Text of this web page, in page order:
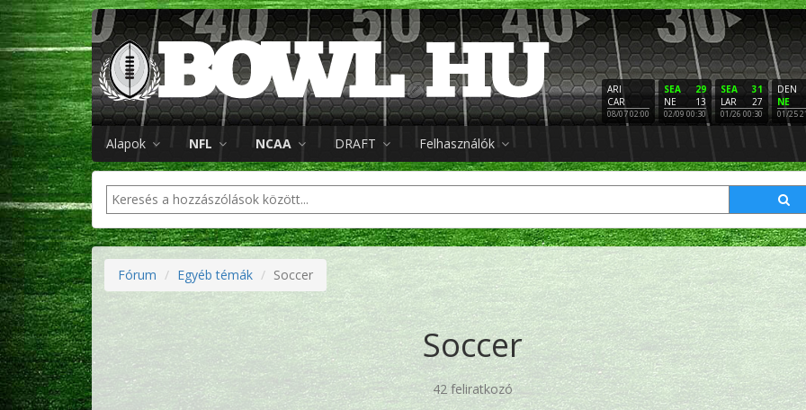
ARI
CAR
08/07 02:00
29
SEA
13
NE
02/09 00:30
31
SEA
27
LAR
01/26 00:30
DEN
NE
01/25
Alapok NFL NCAA DRAFT Felhasználók
Fórum Egyéb témák Soccer
Soccer
42 feliratkozó